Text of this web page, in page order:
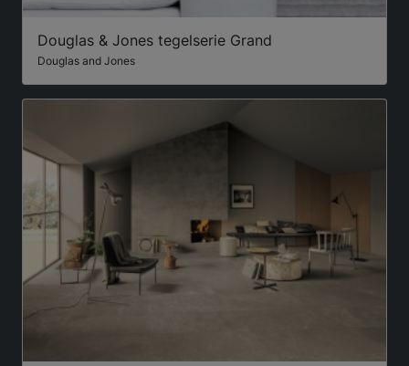
Douglas & Jones tegelserie Grand
Douglas and Jones